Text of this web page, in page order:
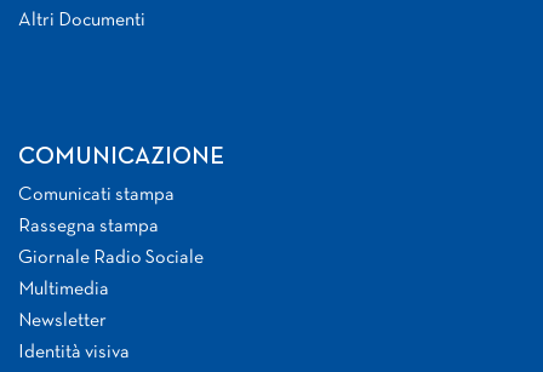
Altri Documenti
COMUNICAZIONE
Comunicati stampa
Rassegna stampa
Giornale Radio Sociale
Multimedia
Newsletter
Identità visiva